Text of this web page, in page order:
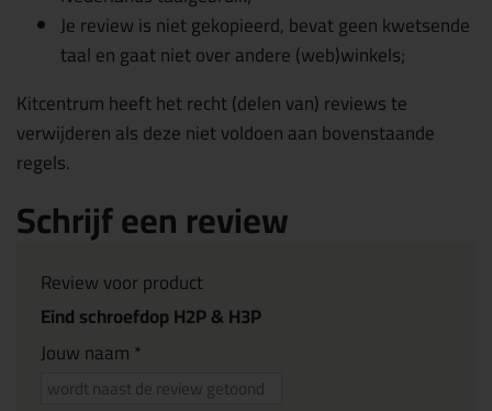
Je review is niet gekopieerd, bevat geen kwetsende
taal en gaat niet over andere (web)winkels;
Kitcentrum heeft het recht (delen van) reviews te
verwijderen als deze niet voldoen aan bovenstaande
regels.
Schrijf een review
Review voor product
Eind schroefdop H2P & H3P
Jouw naam *